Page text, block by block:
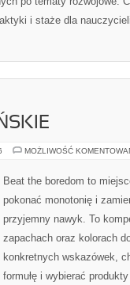
i staże dla
MOŻLIWOŚĆ
Beat the boredom to
pokonać monotonię i
przyjemny nawyk. To
zapachach oraz kolorach
konkretnych wskazówek,
formułę i wybierać